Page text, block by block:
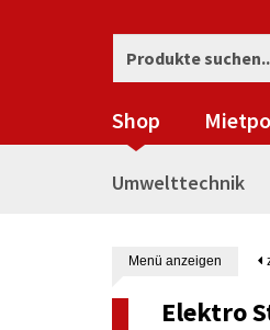
Shop
Umwelttechnik
Menü anzeigen
Elektro